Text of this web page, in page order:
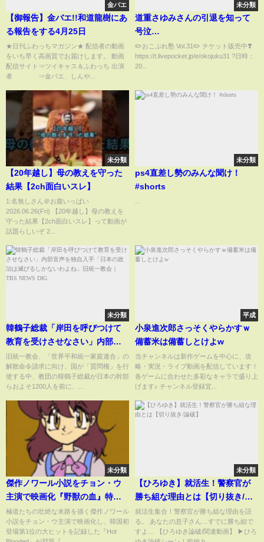
金バエ
【御報告】金バエ!!和道龍樹にあ
る報告をする4月25日
★日刊ふわっちマガジン★ 配信者の動画
をいち早く高画質でお届けします。 動画
配信サイト⇒ツイキャス＆ふわっち 出演
者 ⇒金バエ、しんや...
未分類
道重さゆみさんの引退を知って
号泣…
✏️おこぷれ塾 Vol.31✏️ チケット販売中❣️
https://t.livepocket.jp/e/okojuku31 ?️日時：
20...
未分類
【20年越し】母の教えを守った
結果【2ch面白いスレ】
1:名無しさん＠お腹いっぱい
2026.06.26(Fri) 【20年越し】母の教えを
守った結果【2ch面白いスレ】って動画が
話題らしいぞ 2...
未分類
ps4直差し勢のみんな聞け！
#shorts
未分類
韓鶴子総裁「岸田を呼びつけて
教育を受けさせなさい」内部音
声を独自入手「日本の政治は滅
びるしかないわよね」旧統一教
会｜TBS NEWS DIG
旧統一教会、「世界平和統一家庭連合」の
解散命令請求に向け、国が「質問権」を行
使する中、教団の韓鶴子総裁が日本の幹部
らおよそ1200人を前に、...
平成
小泉進次郎さっそくやらかすｗ
備蓄米は備蓄しとけよw
当チャンネルは新作ゲームを中心に、攻
略・実況・ライブ動画を配信しています！
各ゲームに合わせた多彩なキャラで盛り上
げます♪ チャンネル登録宜...
未分類
傑作ノワール小説をチョン・ウ
主演で映画化『野獣の血』特報
映像
極道たちの壮絶な末路を描く傑作ノワール
小説をチョン・ウ主演で映画化し、韓国初
登場第1位の大ヒットを記録した『Hot
未分類
【ひろゆき】就活生！警察官が
勝ち組な理由とは【切り抜き/論
破】
就活生集合！警察官が勝ち組な理由を語
る。 あなたの息子さん…すでに勝ち組で
すよ… 【ひろゆき論破/関連動画】 ▶ひろ